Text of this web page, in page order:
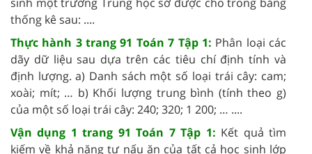
thống kê sau: ....
Thực hành 3 trang 91 Toán 7 Tập 1: Phân loại các
dãy dữ liệu sau dựa trên các tiêu chí định tính và
định lượng. a) Danh sách một số loại trái cây: cam;
xoài; mít; … b) Khối lượng trung bình (tính theo g)
của một số loại trái cây: 240; 320; 1 200; … ....
Vận dụng 1 trang 91 Toán 7 Tập 1: Kết quả tìm
kiếm về khả năng tự nấu ăn của tất cả học sinh lớp